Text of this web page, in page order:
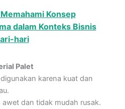
Konsep
dalam Konteks Bisnis
hari
Palet
karena kuat dan
awet dan tidak mudah rusak.